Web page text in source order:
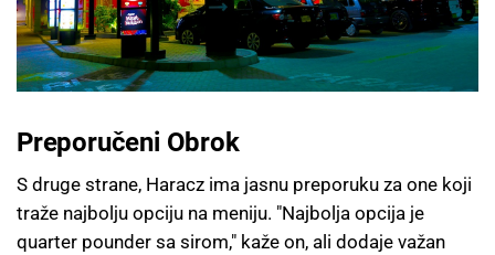
Preporučeni Obrok
S druge strane, Haracz ima jasnu preporuku za one koji
traže najbolju opciju na meniju. "Najbolja opcija je
quarter pounder sa sirom," kaže on, ali dodaje važan